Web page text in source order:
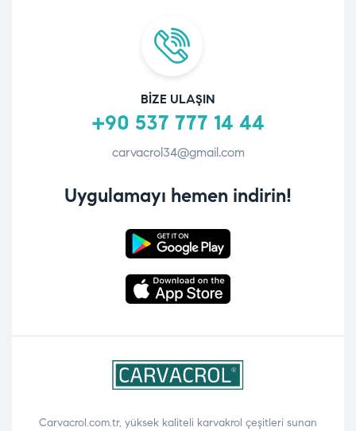
BIZE ULAŞIN
+90 537 777 14 44
carvacrol34@gmail.com
Uygulamayı hemen indirin!
Carvacrol.com.tr, yüksek kaliteli karvakrol çeşitleri sunan